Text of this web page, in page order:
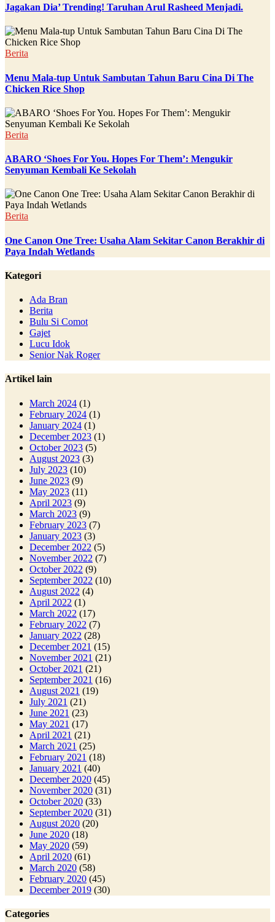
Jagakan Dia’ Trending! Taruhan Arul Rasheed Menjadi.
Berita
Menu Mala-tup Untuk Sambutan Tahun Baru Cina Di The
Chicken Rice Shop
Berita
ABARO ‘Shoes For You. Hopes For Them’: Mengukir
Senyuman Kembali Ke Sekolah
Berita
One Canon One Tree: Usaha Alam Sekitar Canon Berakhir di
Paya Indah Wetlands
Kategori
Ada Bran
Berita
Bulu Si Comot
Gajet
Lucu Idok
Senior Nak Roger
Artikel lain
March 2024 (1)
February 2024 (1)
January 2024 (1)
December 2023 (1)
October 2023 (5)
August 2023 (3)
July 2023 (10)
June 2023 (9)
May 2023 (11)
April 2023 (9)
March 2023 (9)
February 2023 (7)
January 2023 (3)
December 2022 (5)
November 2022 (7)
October 2022 (9)
September 2022 (10)
August 2022 (4)
April 2022 (1)
March 2022 (17)
February 2022 (7)
January 2022 (28)
December 2021 (15)
November 2021 (21)
October 2021 (21)
September 2021 (16)
August 2021 (19)
July 2021 (21)
June 2021 (23)
May 2021 (17)
April 2021 (21)
March 2021 (25)
February 2021 (18)
January 2021 (40)
December 2020 (45)
November 2020 (31)
October 2020 (33)
September 2020 (31)
August 2020 (20)
June 2020 (18)
May 2020 (59)
April 2020 (61)
March 2020 (58)
February 2020 (45)
December 2019 (30)
Categories